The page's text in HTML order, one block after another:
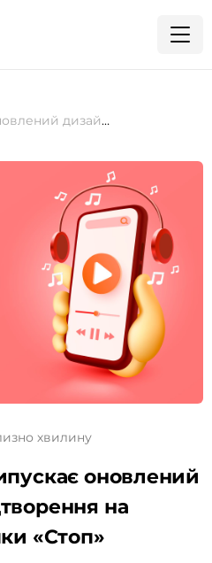
YouTube Music випускає оновлений дизайн меню відтворення на Android без кнопки «Стоп»
хвилину
оновлений
на
«Стоп»